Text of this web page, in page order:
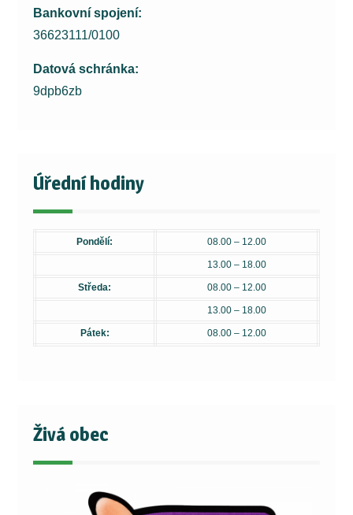
Bankovní spojení:
36623111/0100
Datová schránka:
9dpb6zb
Úřední hodiny
Pondělí: 08.00 – 12.00
13.00 – 18.00
Středa: 08.00 – 12.00
13.00 – 18.00
Pátek: 08.00 – 12.00
Živá obec